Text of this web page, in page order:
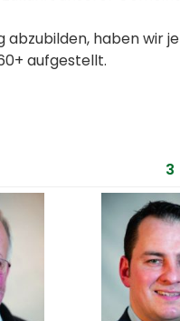
haben wir
aufgestellt.
3